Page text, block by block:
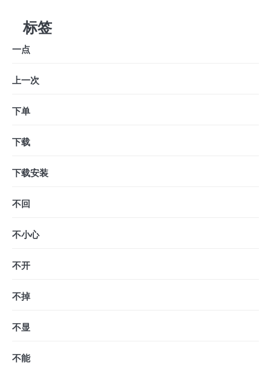
标签
一点
上一次
下单
下载
下载安装
不回
不小心
不开
不掉
不显
不能